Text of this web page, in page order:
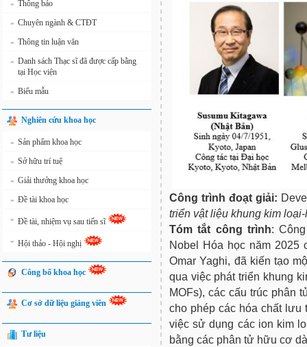
» Thông báo
» Chuyên ngành & CTĐT
» Thông tin luận văn
» Danh sách Thạc sĩ đã được cấp bằng
tại Học viện
» Biểu mẫu
Nghiên cứu khoa học
» Sản phẩm khoa học
» Sở hữu trí tuệ
» Giải thưởng khoa học
» Đề tài khoa học
» Đề tài, nhiệm vụ sau tiến sĩ
» Hội thảo - Hội nghị
Công bố khoa học
Cơ sở dữ liệu giảng viên
Tư liệu
Công trình đoạt giải:
triển vật liệu khung kim
Tóm tắt công trình:
Nobel Hóa học năm 2025
Omar Yaghi, đã kiến tạo
qua việc phát triển khung
MOFs), các cấu trúc phân
cho phép các hóa chất lưu
việc sử dụng các ion kim
bằng các phân tử hữu cơ